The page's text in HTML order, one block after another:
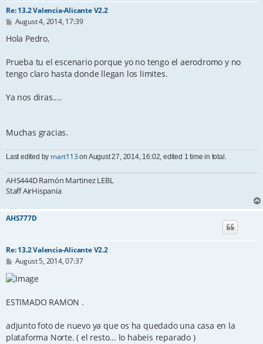
Re: 13.2 Valencia-Alicante V2.2
P
s
August 4, 2014, 17:39
Hola Pedro,
Prueba tu el escenario porque yo no tengo el aerodromo y no
tengo claro hasta donde llegan los limites.
Ya nos diras....
Muchas gracias.
Last edited by mart113 on August 27, 2014, 16:02, edited 1 time in total.
AHS444D Ramón Martinez LEBL
Staff AirHispania
AHS777D
Re: 13.2 Valencia-Alicante V2.2
P
s
t
August 5, 2014, 07:37
ESTIMADO RAMON .
adjunto foto de nuevo ya que os ha quedado una casa en la
plataforma Norte. ( el resto... lo habeis reparado )